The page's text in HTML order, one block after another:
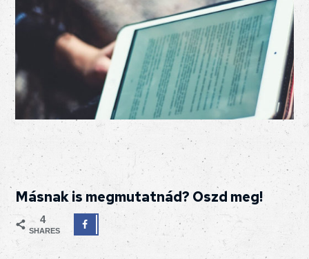
Másnak is megmutatnád? Oszd meg!
4
SHARES